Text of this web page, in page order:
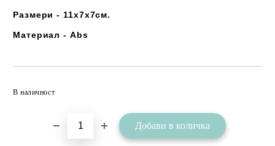
Размери - 11х7х7см.
Материал - Abs
В наличност